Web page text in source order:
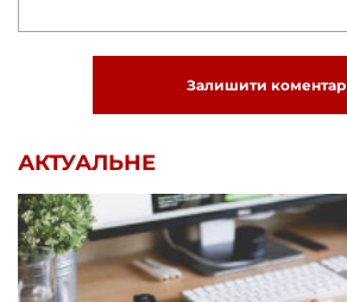
Залишити коментар
АКТУАЛЬНЕ